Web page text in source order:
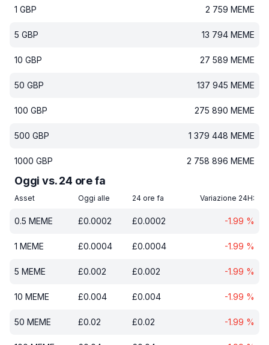
1 GBP 2 759 MEME
5 GBP 13 794 MEME
10 GBP 27 589 MEME
50 GBP 137 945 MEME
100 GBP 275 890 MEME
500 GBP 1 379 448 MEME
1000 GBP 2 758 896 MEME
Oggi vs. 24 ore fa
Asset Oggi alle 24 ore fa Variazione 24H:
0.5 MEME £0.0002 £0.0002 -1.99 %
1 MEME £0.0004 £0.0004 -1.99 %
5 MEME £0.002 £0.002 -1.99 %
10 MEME £0.004 £0.004 -1.99 %
50 MEME £0.02 £0.02 -1.99 %